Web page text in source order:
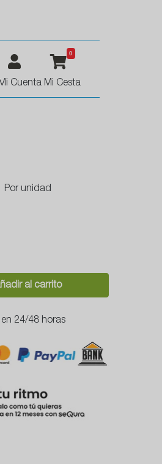
Cuenta
0
Mi Cesta
Por unidad
al carrito
en 24/48 horas